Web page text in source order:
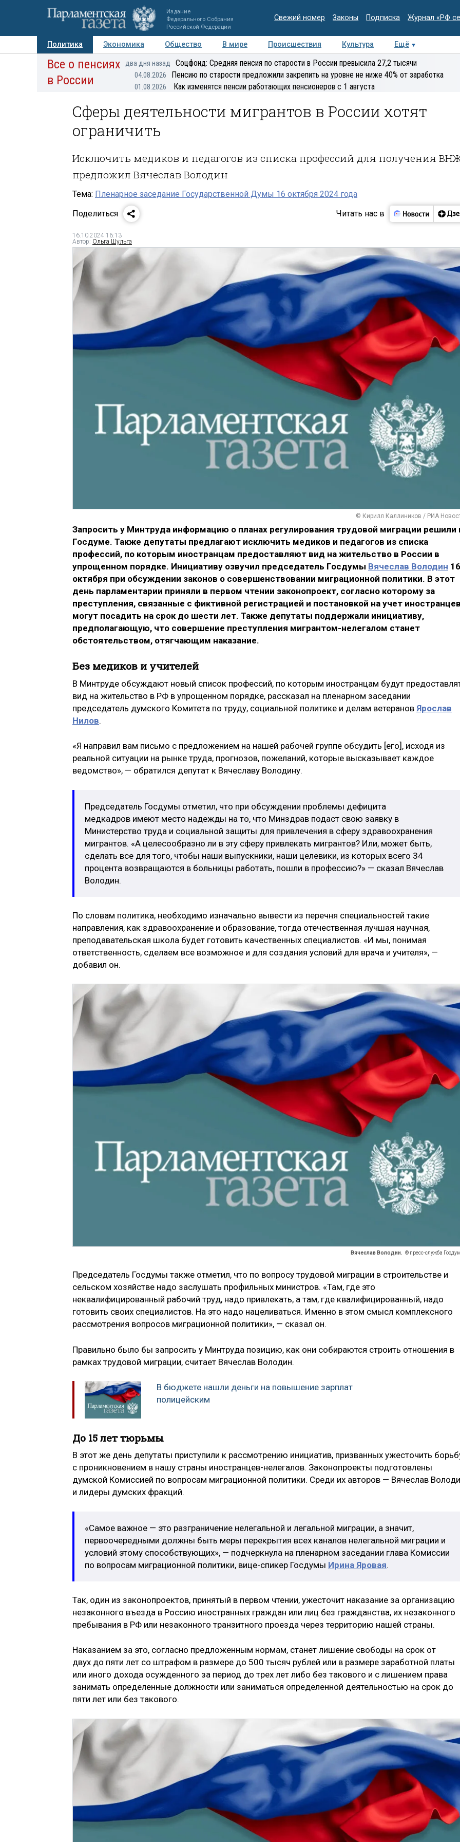
Издание
Федерального Собрания
Российской Федерации
Свежий номер Законы Подписка Журнал «РФ
Политика Экономика Общество В мире Происшествия Культура
Ещё
Авторы Персоны Мнения Регионы Медиацентр Интервью Колумнисты
Все о пенсиях
в России
два дня назад Соцфонд: Средняя пенсия по старости в России превысила 27,2 тысячи
04.08.2026 Пенсию по старости предложили закрепить на уровне не ниже 40% от заработка
01.08.2026 Как изменятся пенсии работающих пенсионеров с 1 августа
Сферы деятельности мигрантов в России хотят
ограничить
Исключить медиков и педагогов из списка профессий для получения
предложил Вячеслав Володин
Тема: Пленарное заседание Государственной Думы 16 октября 2024 года
Поделиться
Читать нас в
16.10.2024 16:13
Автор: Ольга Шульга
© Кирилл Каллиников / РИА
Запросить у Минтруда информацию о планах регулирования трудовой миграции решили
Госдуме. Также депутаты предлагают исключить медиков и педагогов из списка
профессий, по которым иностранцам предоставляют вид на жительство в России в
упрощенном порядке. Инициативу озвучил председатель Госдумы Вячеслав Володин 16
октября при обсуждении законов о совершенствовании миграционной политики. В этот
день парламентарии приняли в первом чтении законопроект, согласно которому за
преступления, связанные с фиктивной регистрацией и постановкой на учет
могут посадить на срок до шести лет. Также депутаты поддержали инициативу,
предполагающую, что совершение преступления мигрантом-нелегалом станет
обстоятельством, отягчающим наказание.
Без медиков и учителей
В Минтруде обсуждают новый список профессий, по которым иностранцам будут
вид на жительство в РФ в упрощенном порядке, рассказал на пленарном заседании
председатель думского Комитета по труду, социальной политике и делам ветеранов Ярослав
Нилов.
«Я направил вам письмо с предложением на нашей рабочей группе обсудить [его], исходя из
реальной ситуации на рынке труда, прогнозов, пожеланий, которые высказывает каждое
ведомство», — обратился депутат к Вячеславу Володину.
Председатель Госдумы отметил, что при обсуждении проблемы дефицита
медкадров имеют место надежды на то, что Минздрав подаст свою заявку в
Министерство труда и социальной защиты для привлечения в сферу здравоохранения
мигрантов. «А целесообразно ли в эту сферу привлекать мигрантов? Или, может быть,
сделать все для того, чтобы наши выпускники, наши целевики, из которых всего 34
процента возвращаются в больницы работать, пошли в профессию?» — сказал Вячеслав
Володин.
По словам политика, необходимо изначально вывести из перечня специальностей такие
направления, как здравоохранение и образование, тогда отечественная лучшая научная,
преподавательская школа будет готовить качественных специалистов. «И мы, понимая
ответственность, сделаем все возможное и для создания условий для врача и учителя», —
добавил он.
Вячеслав Володин. © пресс-служба
Председатель Госдумы также отметил, что по вопросу трудовой миграции в строительстве и
сельском хозяйстве надо заслушать профильных министров. «Там, где это
неквалифицированный рабочий труд, надо привлекать, а там, где квалифицированный, надо
готовить своих специалистов. На это надо нацеливаться. Именно в этом смысл комплексного
рассмотрения вопросов миграционной политики», — сказал он.
Правильно было бы запросить у Минтруда позицию, как они собираются строить отношения в
рамках трудовой миграции, считает Вячеслав Володин.
В бюджете нашли деньги на повышение зарплат
полицейским
До 15 лет тюрьмы
В этот же день депутаты приступили к рассмотрению инициатив, призванных ужесточить
с проникновением в нашу страны иностранцев-нелегалов. Законопроекты подготовлены
думской Комиссией по вопросам миграционной политики. Среди их авторов — Вячеслав
и лидеры думских фракций.
«Самое важное — это разграничение нелегальной и легальной миграции, а значит,
первоочередными должны быть меры перекрытия всех каналов нелегальной миграции и
условий этому способствующих», — подчеркнула на пленарном заседании глава Комиссии
по вопросам миграционной политики, вице-спикер Госдумы Ирина Яровая.
Так, один из законопроектов, принятый в первом чтении, ужесточит наказание за организацию
незаконного въезда в Россию иностранных граждан или лиц без гражданства, их незаконного
пребывания в РФ или незаконного транзитного проезда через территорию нашей страны.
Наказанием за это, согласно предложенным нормам, станет лишение свободы на срок от
двух до пяти лет со штрафом в размере до 500 тысяч рублей или в размере заработной платы
или иного дохода осужденного за период до трех лет либо без такового и с лишением права
занимать определенные должности или заниматься определенной деятельностью на срок до
пяти лет или без такового.